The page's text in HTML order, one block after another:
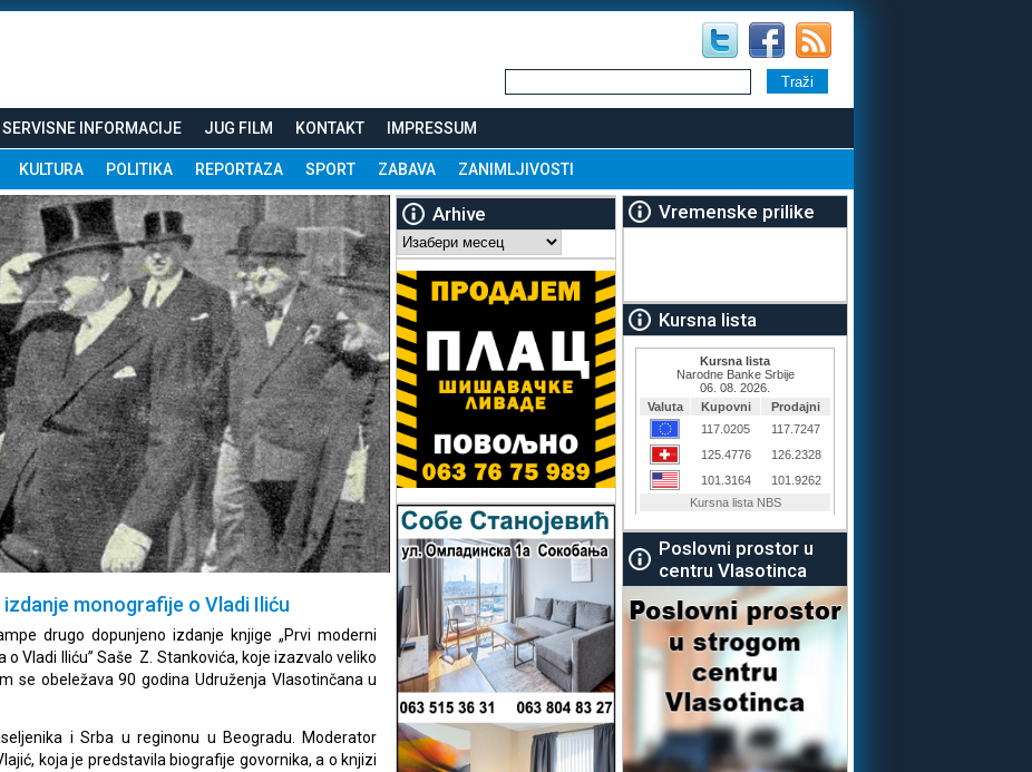
SERVISNE INFORMACIJE JUG FILM KONTAKT IMPRESSUM
KULTURA POLITIKA REPORTAZA SPORT ZABAVA ZANIMLJIVOSTI
monografije o Vladi Iliću
drugo dopunjeno izdanje knjige „Prvi moderni
Vladi Iliću” Saše Z. Stankovića, koje izazvalo veliko
se obeležava 90 godina Udruženja Vlasotinčana u
i Srba u reginonu u Beogradu. Moderator
koja je predstavila biografije govornika, a o knjizi
Arhive
Arhive
Vremenske prilike
Kursna lista
Poslovni prostor u
centru Vlasotinca